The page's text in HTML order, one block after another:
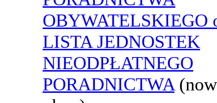
OBYWATELSKIEGO
LISTA JEDNOSTEK
NIEODPŁATNEGO
PORADNICTWA